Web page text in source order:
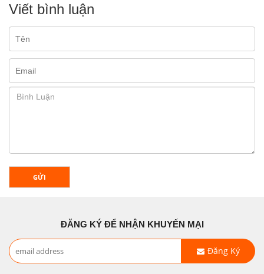
Viết bình luận
GỬI
ĐĂNG KÝ ĐỂ NHẬN KHUYẾN MẠI
Đăng Ký